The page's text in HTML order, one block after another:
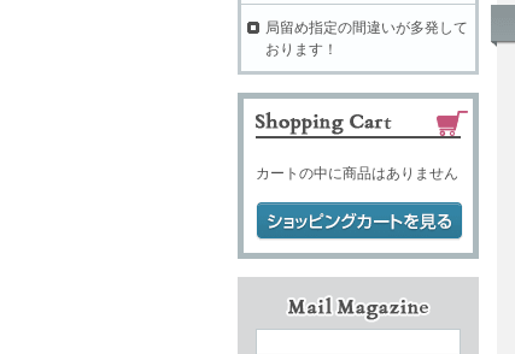
局留め指定の間違いが多発して
おります！
カートの中に商品はありません